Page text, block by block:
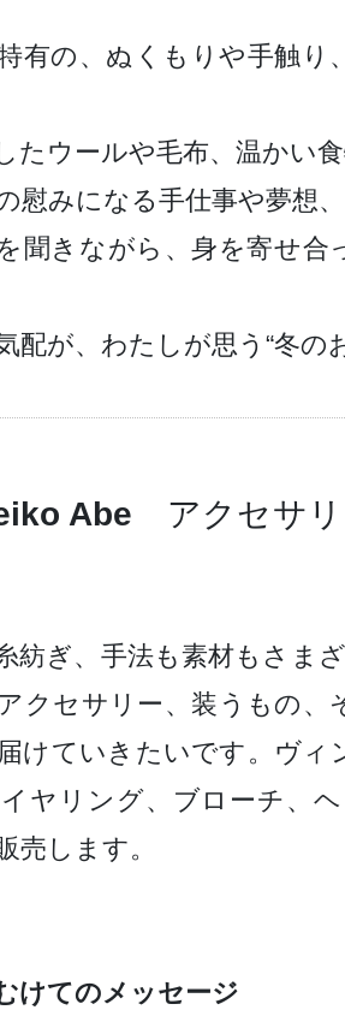
有の、ぬくもりや手触り
たウールや毛布、温かい
慰みになる手仕事や夢想
聞きながら、身を寄せ合
配が、わたしが思う“冬の
Abe アクセサリ
紡ぎ、手法も素材もさま
クセサリー、装うもの、
けていきたいです。ヴィ
ヤリング、ブローチ、
売します。
けてのメッセージ